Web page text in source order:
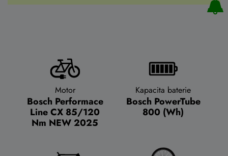
Motor
Bosch Performace
Line CX 85/120
Nm NEW 2025
Kapacita baterie
Bosch PowerTube
800 (Wh)